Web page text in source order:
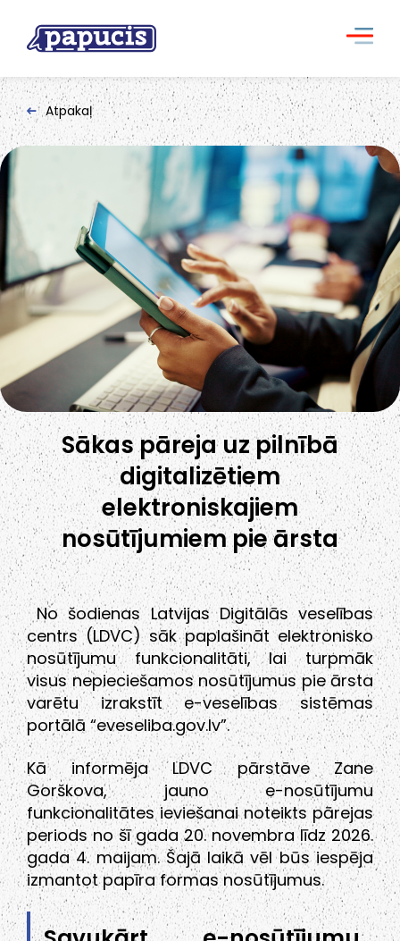
Atpakaļ
Sākas pāreja uz pilnībā
digitalizētiem
elektroniskajiem
nosūtījumiem pie ārsta
No šodienas Latvijas Digitālās veselības
centrs (LDVC) sāk paplašināt elektronisko
nosūtījumu funkcionalitāti, lai turpmāk
visus nepieciešamos nosūtījumus pie ārsta
varētu izrakstīt e-veselības sistēmas
portālā “eveseliba.gov.lv”.
Kā informēja LDVC pārstāve Zane
Gorškova, jauno e-nosūtījumu
funkcionalitātes ieviešanai noteikts pārejas
periods no šī gada 20. novembra līdz 2026.
gada 4. maijam. Šajā laikā vēl būs iespēja
izmantot papīra formas nosūtījumus.